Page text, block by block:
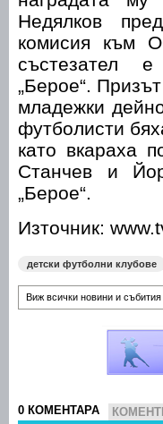
Недялков
комисия към
състезател
„Берое“.
младежки
футболисти
като вкараха
Станчев и
„Берое“.
Източник:
детски футболни клубове
Виж всички новини и събития
0 КОМЕНТАРА